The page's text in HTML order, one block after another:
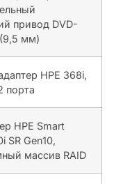
привод DVD-
(9,5 мм)
HPE 368i,
порта
HPE Smart
SR Gen10,
массив RAID